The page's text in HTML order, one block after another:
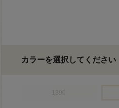
カラーを選択してください